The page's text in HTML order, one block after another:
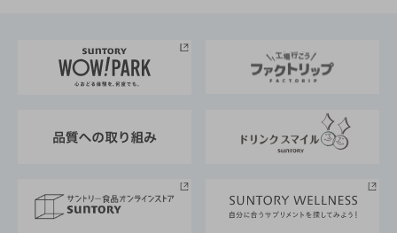
地域情報
サントリーサンバーズ大阪
サントリーが考えるサステナビリティ経営
企業概要
採用情報